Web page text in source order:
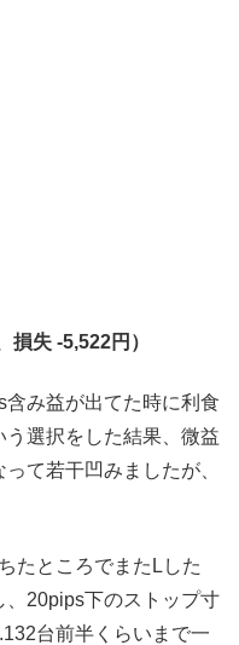
失 -5,522円）
み益が出てた時に利食
選択をした結果、微益
て若干凹みましたが、
たところでまたLした
、20pips下のストップ寸
台前半くらいまで一